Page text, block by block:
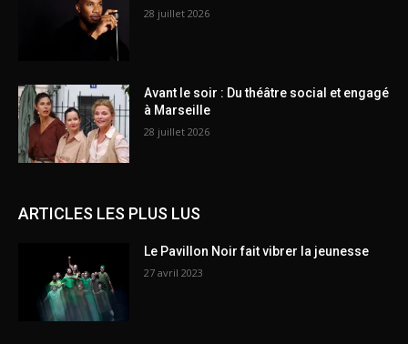
28 juillet 2026
Avant le soir : Du théâtre social et engagé
à Marseille
28 juillet 2026
ARTICLES LES PLUS LUS
Le Pavillon Noir fait vibrer la jeunesse
27 avril 2023